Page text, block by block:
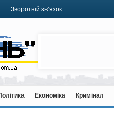
Зворотній зв’язок
Економіка Кримінал